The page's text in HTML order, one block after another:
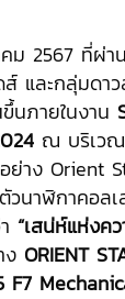
ม 2567 ที่ผ่
และกลุ่มดา
นภายในงาน
ณ บริเวณ
ย่าง Orient
วนาฬิกาคอล
“เสน่ห์แห่งค
ง ORIENT
F7